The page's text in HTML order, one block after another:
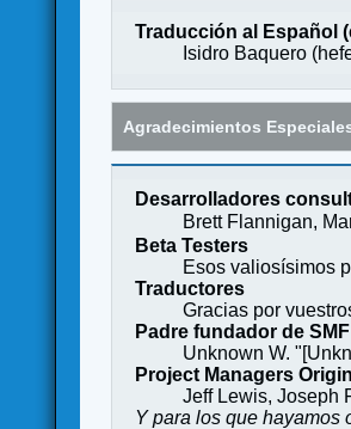
Traducción al Español
Isidro Baquero (
Agradecimientos
Desarrolladores
Brett Flannigan,
Beta Testers
Esos valiosísimos
Traductores
Gracias por
Padre fundador de SMF
Unknown W.
Project Managers
Jeff Lewis, Joseph
Y para los que hayamos